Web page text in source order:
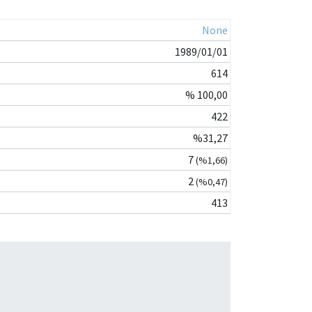
None
1989/01/01
614
% 100,00
422
%31,27
7(%1,66)
2 (%0,47)
413